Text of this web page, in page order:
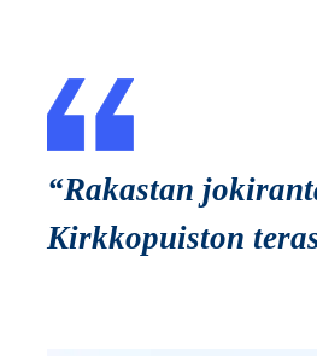
“Rakastan
Kirkkopuiston